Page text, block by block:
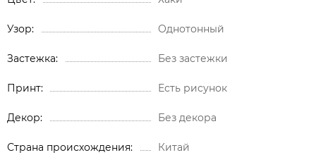
Узор Однотонный
Застежка Без застежки
Принт Есть рисунок
Декор Без декора
Страна происхождения Китай